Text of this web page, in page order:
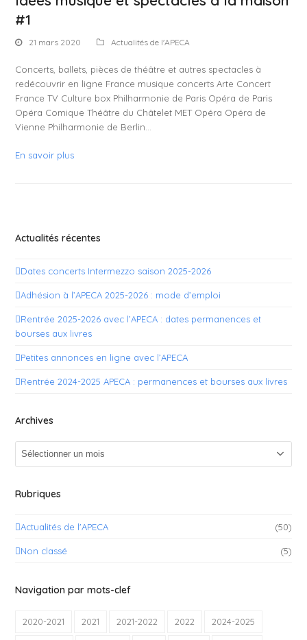
#1
21 mars 2020 Actualités de l'APECA
Concerts, ballets, pièces de théâtre et autres spectacles à
redécouvrir en ligne France musique concerts Arte Concert
France TV Culture box Philharmonie de Paris Opéra de Paris
Opéra Comique Théâtre du Châtelet MET Opéra Opéra de
Vienne Philharmonie de Berlin…
En savoir plus
Actualités récentes
Dates concerts Intermezzo saison 2025-2026
Adhésion à l’APECA 2025-2026 : mode d’emploi
Rentrée 2025-2026 avec l’APECA : dates permanences et
bourses aux livres
Petites annonces en ligne avec l’APECA
Rentrée 2024-2025 APECA : permanences et bourses aux livres
Archives
Archives
Rubriques
Actualités de l'APECA (50)
Non classé (5)
Navigation par mots-clef
2020-2021 2021 2021-2022 2022 2024-2025